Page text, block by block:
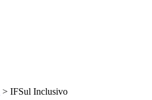
> IFSul Inclusivo